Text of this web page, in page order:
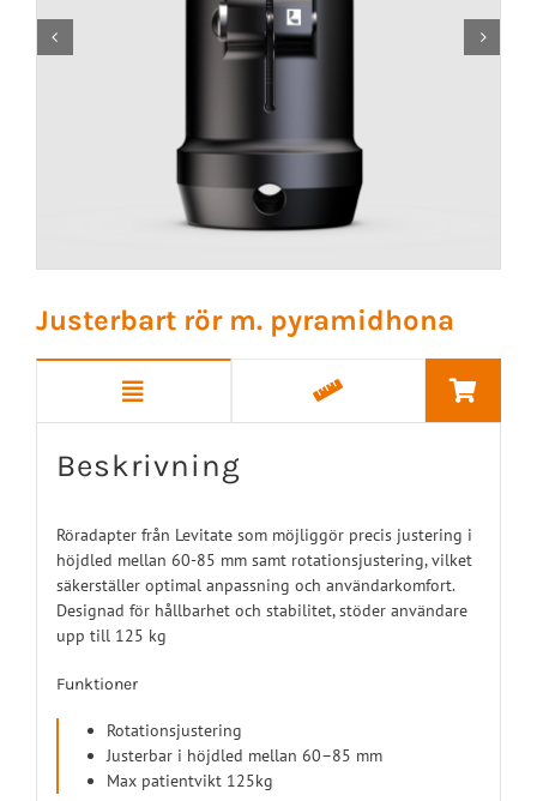
 
Justerbart rör m. pyramidhona
Beskrivning
Röradapter från Levitate som möjliggör precis justering i
höjdled mellan 60-85 mm samt rotationsjustering, vilket
säkerställer optimal anpassning och användarkomfort.
Designad för hållbarhet och stabilitet, stöder användare
upp till 125 kg
Funktioner
Rotationsjustering
Justerbar i höjdled mellan 60–85 mm
Max patientvikt 125kg